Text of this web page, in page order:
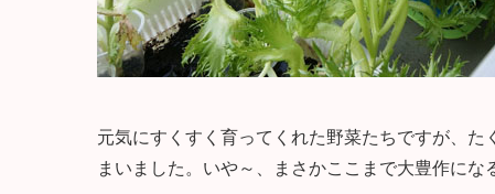
元気にすくすく育ってくれた野菜たちですが、
まいました。いや～、まさかここまで大豊作にな